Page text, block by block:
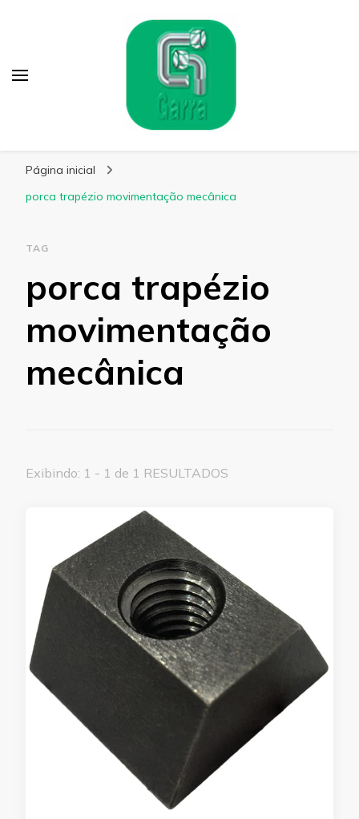
Página inicial
porca trapézio movimentação mecânica
TAG
porca trapézio
movimentação
mecânica
Exibindo: 1 - 1 de 1 RESULTADOS